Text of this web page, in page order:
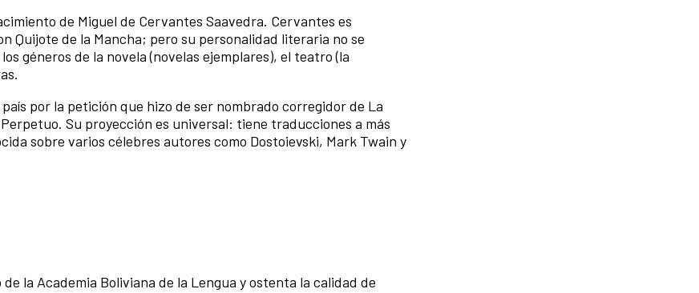
de Miguel de Cervantes Saavedra. Cervantes es
Quijote de la Mancha; pero su personalidad literaria no se
géneros de la novela (novelas ejemplares), el teatro (la
por la petición que hizo de ser nombrado corregidor de La
Su proyección es universal: tiene traducciones a más
sobre varios célebres autores como Dostoievski, Mark Twain y
la Academia Boliviana de la Lengua y ostenta la calidad de